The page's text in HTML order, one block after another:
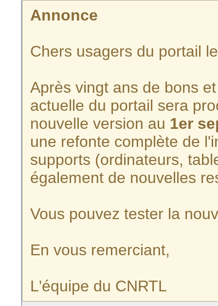
Annonce
Chers usagers du portail
Après vingt ans de bons
actuelle du portail sera
nouvelle version au 1er
une refonte complète de
supports (ordinateurs,
également de nouvelles
Vous pouvez tester la
En vous remerciant,
L'équipe du CNRTL